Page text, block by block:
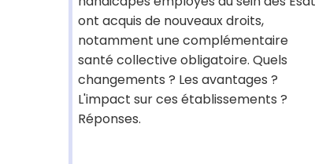
ont acquis de nouveaux droits,
notamment une complémentaire
santé collective obligatoire. Quels
changements ? Les avantages ?
L'impact sur ces établissements ?
Réponses.